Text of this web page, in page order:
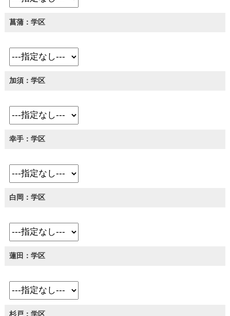
菖蒲：学区
加須：学区
幸手：学区
白岡：学区
蓮田：学区
杉戸：学区